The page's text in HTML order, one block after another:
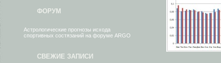
ФОРУМ
Астрологические прогнозы исхода
спортивных состязаний на форуме ARGO
СВЕЖИЕ ЗАПИСИ